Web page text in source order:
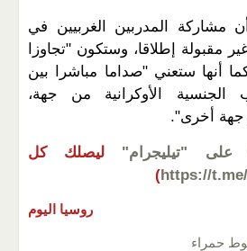
المدربين الغربيين في
مقبولة إطلاقا، وستكون "تجاوزا
أنها ستعني "صداما مباشرا بين
الأوكرانية من جهة،
جهة أخرى".
على "تيليجرام"
ليصلك كل
https://
)
روسيا اليوم
حمراء